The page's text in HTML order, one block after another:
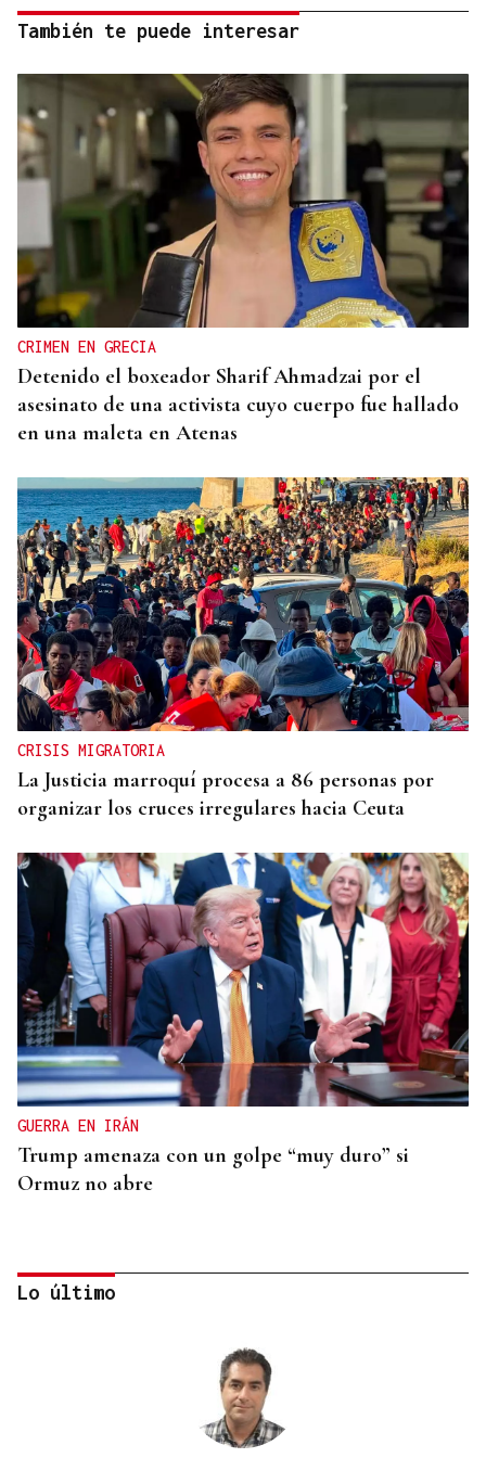
También te puede interesar
CRIMEN EN GRECIA
Detenido el boxeador Sharif Ahmadzai por el
asesinato de una activista cuyo cuerpo fue hallado
en una maleta en Atenas
CRISIS MIGRATORIA
La Justicia marroquí procesa a 86 personas por
organizar los cruces irregulares hacia Ceuta
GUERRA EN IRÁN
Trump amenaza con un golpe “muy duro” si
Ormuz no abre
Lo último